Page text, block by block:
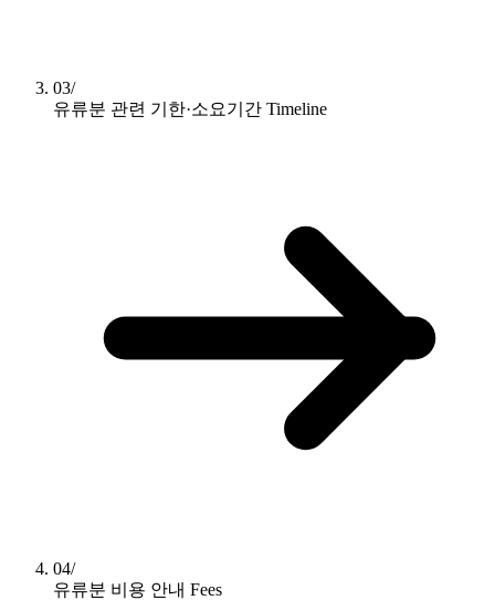
03/
유류분 관련 기한·소요기간 Timeline
04/
유류분 비용 안내 Fees